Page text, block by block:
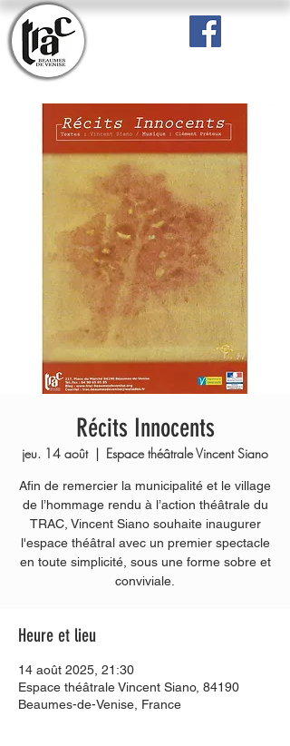
Récits Innocents
jeu. 14 août
  |
Espace théâtrale Vincent Siano
Afin de remercier la municipalité et le village
de l’hommage rendu à l’action théâtrale du
TRAC, Vincent Siano souhaite inaugurer
l'espace théâtral avec un premier spectacle
en toute simplicité, sous une forme sobre et
conviviale.
Heure et lieu
14 août 2025, 21:30
Espace théâtrale Vincent Siano, 84190
Beaumes-de-Venise, France